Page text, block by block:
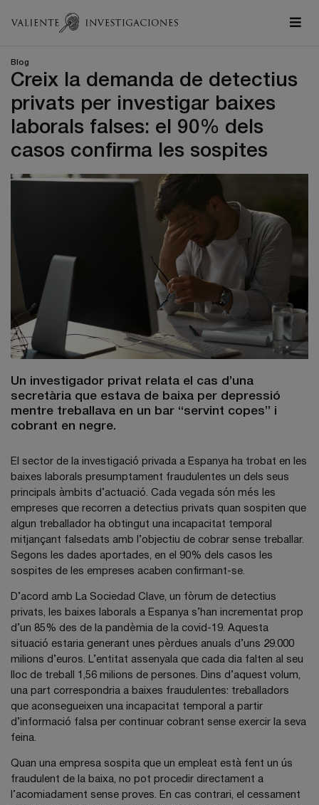
Blog
Creix la demanda de detectius
privats per investigar baixes
laborals falses: el 90% dels
casos confirma les sospites
Un investigador privat relata el cas d’una
secretària que estava de baixa per depressió
mentre treballava en un bar “servint copes” i
cobrant en negre.
El sector de la investigació privada a Espanya ha trobat en les
baixes laborals presumptament fraudulentes un dels seus
principals àmbits d’actuació. Cada vegada són més les
empreses que recorren a detectius privats quan sospiten que
algun treballador ha obtingut una incapacitat temporal
mitjançant falsedats amb l’objectiu de cobrar sense treballar.
Segons les dades aportades, en el 90% dels casos les
sospites de les empreses acaben confirmant-se.
D’acord amb La Sociedad Clave, un fòrum de detectius
privats, les baixes laborals a Espanya s’han incrementat prop
d’un 85% des de la pandèmia de la covid-19. Aquesta
situació estaria generant unes pèrdues anuals d’uns 29.000
milions d’euros. L’entitat assenyala que cada dia falten al seu
lloc de treball 1,56 milions de persones. Dins d’aquest volum,
una part correspondria a baixes fraudulentes: treballadors
que aconsegueixen una incapacitat temporal a partir
d’informació falsa per continuar cobrant sense exercir la seva
feina.
Quan una empresa sospita que un empleat està fent un ús
fraudulent de la baixa, no pot procedir directament a
l’acomiadament sense proves. En cas contrari, el cessament